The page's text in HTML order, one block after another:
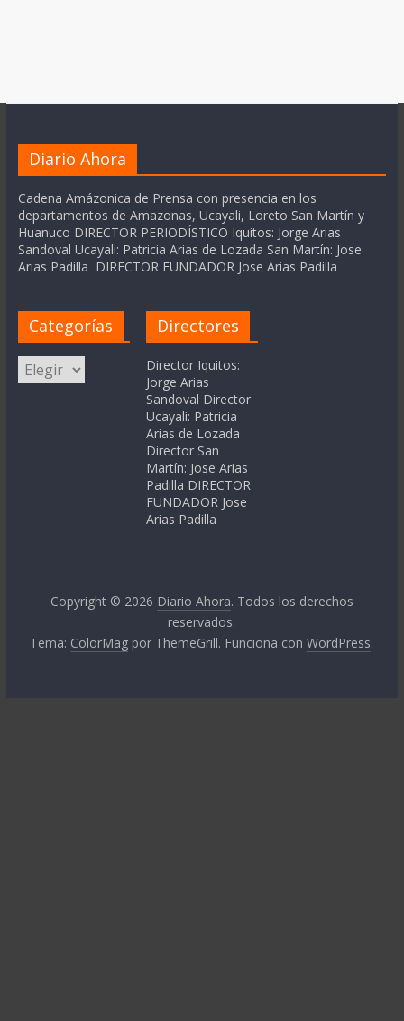
Diario Ahora
Cadena Amázonica de Prensa con presencia en los
departamentos de Amazonas, Ucayali, Loreto San Martín y
Huanuco DIRECTOR PERIODÍSTICO Iquitos: Jorge Arias
Sandoval Ucayali: Patricia Arias de Lozada San Martín: Jose
Arias Padilla DIRECTOR FUNDADOR Jose Arias Padilla
Categorías
Categorías
Directores
Director Iquitos:
Jorge Arias
Sandoval Director
Ucayali: Patricia
Arias de Lozada
Director San
Martín: Jose Arias
Padilla DIRECTOR
FUNDADOR Jose
Arias Padilla
Copyright © 2026 Diario Ahora. Todos los derechos
reservados.
Tema: ColorMag por ThemeGrill. Funciona conWordPress.